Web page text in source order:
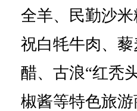
全羊、民勤沙
祝白牦牛肉、
醋、古浪“红秃
椒酱等特色旅